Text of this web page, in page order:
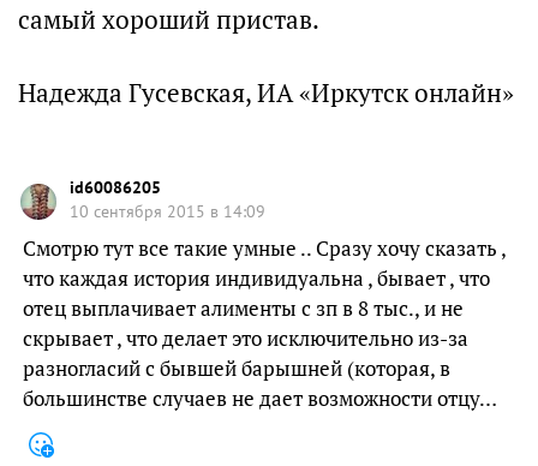
самый хороший пристав.
Надежда Гусевская, ИА «Иркутск онлайн»
id60086205
10 сентября 2015 в 14:09
Смотрю тут все такие умные .. Сразу хочу сказать ,
что каждая история индивидуальна , бывает , что
отец выплачивает алименты с зп в 8 тыс., и не
скрывает , что делает это исключительно из-за
разногласий с бывшей барышней (которая, в
большинстве случаев не дает возможности отцу…